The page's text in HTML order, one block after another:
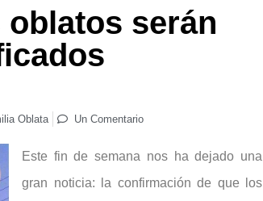
serán
Oblata Un Comentario
Este fin de semana nos ha dejado una
gran noticia: la confirmación de que los